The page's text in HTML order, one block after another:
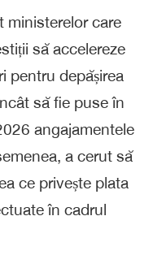
ministerelor care
să accelereze
pentru depășirea
să fie puse în
angajamentele
a cerut să
ce privește plata
în cadrul